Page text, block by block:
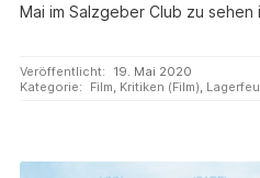
Mai im Salzgeber Club zu sehen
Veröffentlicht:
19. Mai 2020
Kategorie:
Film, Kritiken (Film),